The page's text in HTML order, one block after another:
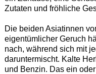
Zutaten und fröhliche
Die beiden Asiatinnen
eigentümlicher Geruch
nach, während sich mit
daruntermischt. Kalte
und Benzin. Das ein